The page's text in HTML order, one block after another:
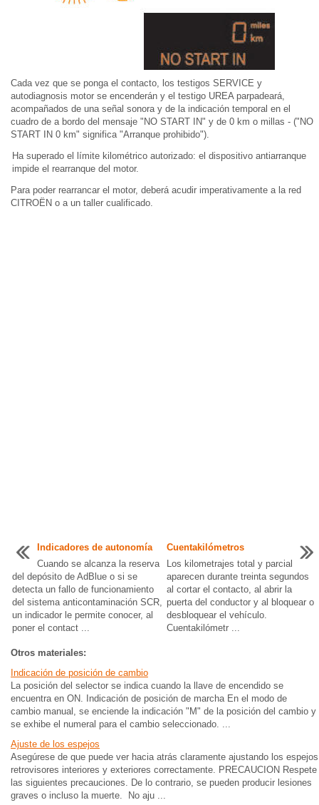
Cada vez que se ponga el contacto, los testigos SERVICE y
autodiagnosis motor se encenderán y el testigo UREA parpadeará,
acompañados de una señal sonora y de la indicación temporal en el
cuadro de a bordo del mensaje "NO START IN" y de 0 km o millas - ("NO
START IN 0 km" significa "Arranque prohibido").
Ha superado el límite kilométrico autorizado: el dispositivo antiarranque
impide el rearranque del motor.
Para poder rearrancar el motor, deberá acudir imperativamente a la red
CITROËN o a un taller cualificado.
Indicadores de autonomía
Cuando se alcanza la reserva
del depósito de AdBlue o si se
detecta un fallo de funcionamiento
del sistema anticontaminación SCR,
un indicador le permite conocer, al
poner el contact ...
Cuentakilómetros
Los kilometrajes total y parcial
aparecen durante treinta segundos
al cortar el contacto, al abrir la
puerta del conductor y al bloquear o
desbloquear el vehículo.
Cuentakilómetr ...
Otros materiales:
Indicación de posición de cambio
La posición del selector se indica cuando la llave de encendido se
encuentra en ON. Indicación de posición de marcha En el modo de
cambio manual, se enciende la indicación "M" de la posición del cambio y
se exhibe el numeral para el cambio seleccionado. ...
Ajuste de los espejos
Asegúrese de que puede ver hacia atrás claramente ajustando los espejos
retrovisores interiores y exteriores correctamente. PRECAUCION Respete
las siguientes precauciones. De lo contrario, se pueden producir lesiones
graves o incluso la muerte. No aju ...